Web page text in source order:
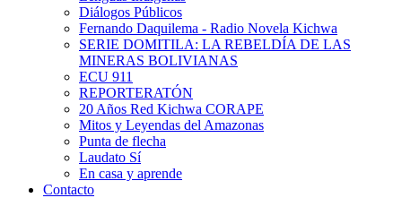
Diálogos Públicos
Fernando Daquilema - Radio Novela Kichwa
SERIE DOMITILA: LA REBELDÍA DE LAS
MINERAS BOLIVIANAS
ECU 911
REPORTERATÓN
20 Años Red Kichwa CORAPE
Mitos y Leyendas del Amazonas
Punta de flecha
Laudato Sí
En casa y aprende
Contacto